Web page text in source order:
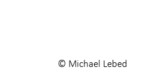
© Michael Lebed